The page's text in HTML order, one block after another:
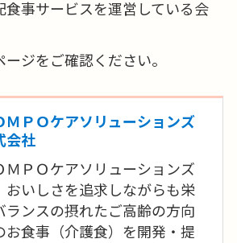
食事サービスを運営している会
ジをご確認ください。
ＭＰＯケアソリューションズ
会社
ＭＰＯケアソリューションズ
おいしさを追求しながらも栄
ランスの摂れたご高齢の方向
お食事（介護食）を開発・提